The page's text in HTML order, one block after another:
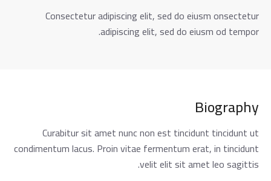
Consectetur adipiscing elit, sed do eiusm onsectetur
adipiscing elit, sed do eiusm od tempor.
Biography
Curabitur sit amet nunc non est tincidunt tincidunt ut
condimentum lacus. Proin vitae fermentum erat, in tincidunt
velit elit sit amet leo sagittis.